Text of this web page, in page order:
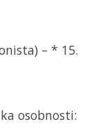
– * 15.
osobnosti: